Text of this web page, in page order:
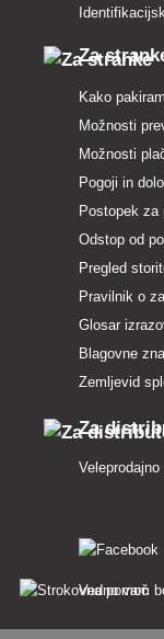
Za
Kako
Možnosti
Možnosti
Pogoji in
Postopek za
Odstop od
Pregled
Pravilnik o
Glosar
Blagovne
Zemljevid
Za
Vedno vam